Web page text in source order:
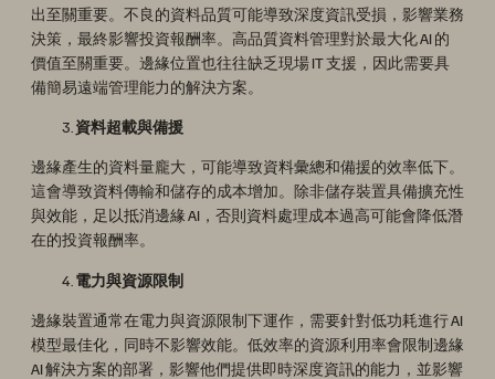
出至關重要。不良的資料品質可能導致深度資訊受損，影響業務
決策，最終影響投資報酬率。高品質資料管理對於最大化 AI 的
價值至關重要。邊緣位置也往往缺乏現場 IT 支援，因此需要具
備簡易遠端管理能力的解決方案。
資料超載與備援
邊緣產生的資料量龐大，可能導致資料彙總和備援的效率低下。
這會導致資料傳輸和儲存的成本增加。除非儲存裝置具備擴充性
與效能，足以抵消邊緣 AI，否則資料處理成本過高可能會降低潛
在的投資報酬率。
電力與資源限制
邊緣裝置通常在電力與資源限制下運作，需要針對低功耗進行 AI
模型最佳化，同時不影響效能。低效率的資源利用率會限制邊緣
AI 解決方案的部署，影響他們提供即時深度資訊的能力，並影響